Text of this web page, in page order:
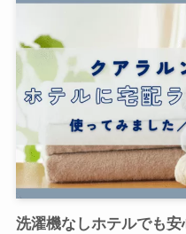
洗濯機なしホテルでも